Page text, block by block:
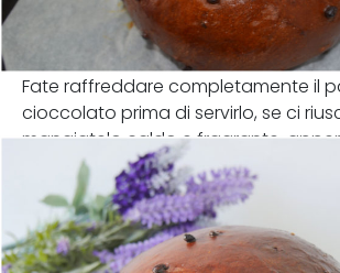
Fate raffreddare completamente il
cioccolato prima di servirlo, se ci
mangiatelo caldo e fragrante,